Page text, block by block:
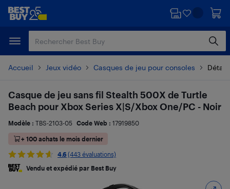
Passer
principal
Passer
Accueil Jeux vidéo Casques de jeu pour consoles
Casque de jeu sans fil Stealth 500X de Turtle
Beach pour Xbox Series X|S/Xbox One/PC - Noir
Modèle : TBS-2103-05 Code Web : 17919850
+ 100 achats le mois dernier
4.6 (443 évaluations)
Vendu et expédié par Best Buy